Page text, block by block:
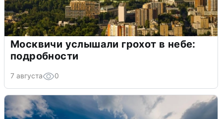
Москвичи услышали грохот в небе:
подробности
7 августа 0